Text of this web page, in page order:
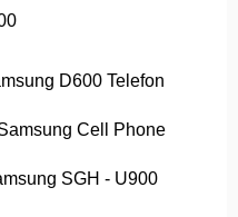
D600 Telefon
Cell Phone
SGH - U900